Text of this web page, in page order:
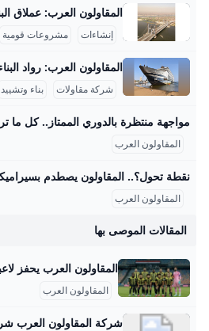
إنشاءات مشروعات قومية
شركة مقاولات بناء وتشييد
المقاولون العرب
المقاولون العرب
المقالات الموصى بها
المقاولون العرب